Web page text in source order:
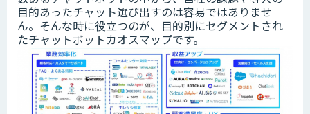
目的あったチャット選び出すのは容易ではありませ
ん。そんな時に役立つのが、目的別にセグメントされ
たチャットボットカオスマップです。